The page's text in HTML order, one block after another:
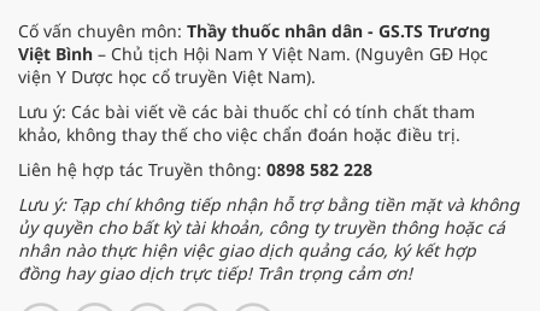
Cố vấn chuyên môn: Thầy thuốc nhân dân - GS.TS Trương
Việt Bình – Chủ tịch Hội Nam Y Việt Nam. (Nguyên GĐ Học
viện Y Dược học cổ truyền Việt Nam).
Lưu ý: Các bài viết về các bài thuốc chỉ có tính chất tham
khảo, không thay thế cho việc chẩn đoán hoặc điều trị.
Liên hệ hợp tác Truyền thông: 0898 582 228
Lưu ý: Tạp chí không tiếp nhận hỗ trợ bằng tiền mặt và không
ủy quyền cho bất kỳ tài khoản, công ty truyền thông hoặc cá
nhân nào thực hiện việc giao dịch quảng cáo, ký kết hợp
đồng hay giao dịch trực tiếp! Trân trọng cảm ơn!